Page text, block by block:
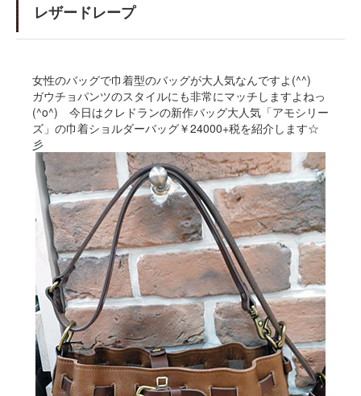
レザードレープ
女性のバッグで巾着型のバッグが大人気なんですよ(^^)
ガウチョパンツのスタイルにも非常にマッチしますよねっ
(^o^) 今日はクレドランの新作バッグ大人気「アモシリー
ズ」の巾着ショルダーバッグ￥24000+税を紹介します☆
彡